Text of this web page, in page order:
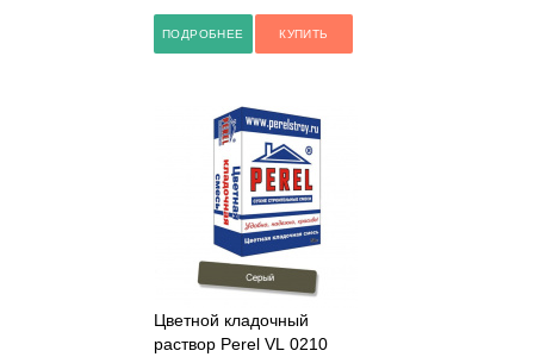
ПОДРОБНЕЕ КУПИТЬ
Цветной кладочный
раствор Perel VL 0210